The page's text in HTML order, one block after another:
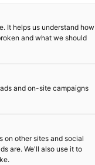
It helps us understand how
and what we should
and on-site campaigns
on other sites and social
are. We'll also use it to